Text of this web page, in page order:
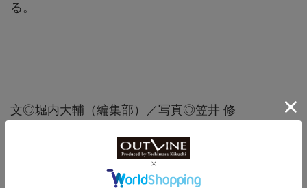
る。
文◎堀内大輔（編集部）／写真◎笠井 修